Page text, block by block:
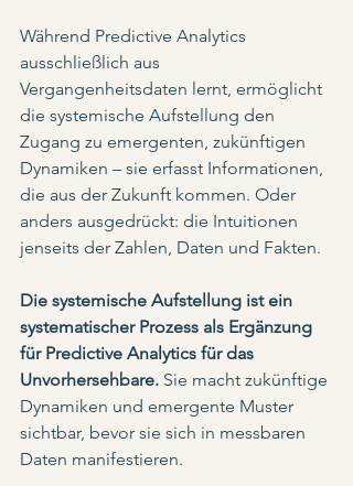
Während Predictive Analytics
ausschließlich aus
Vergangenheitsdaten lernt, ermöglicht
die systemische Aufstellung den
Zugang zu emergenten, zukünftigen
Dynamiken – sie erfasst Informationen,
die aus der Zukunft kommen. Oder
anders ausgedrückt: die Intuitionen
jenseits der Zahlen, Daten und Fakten.
Die systemische Aufstellung ist ein
systematischer Prozess als Ergänzung
für Predictive Analytics für das
Unvorhersehbare. Sie macht zukünftige
Dynamiken und emergente Muster
sichtbar, bevor sie sich in messbaren
Daten manifestieren.